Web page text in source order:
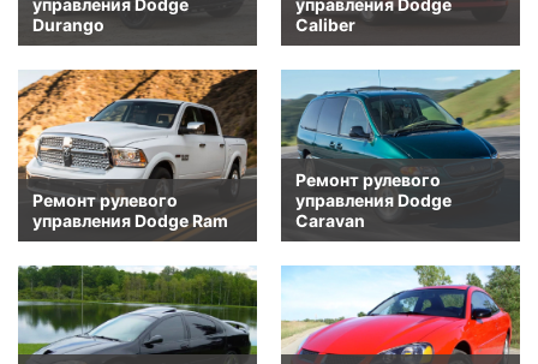
Durango
Caliber
Ремонт рулевого
управления Dodge Ram
Ремонт рулевого
управления Dodge
Caravan